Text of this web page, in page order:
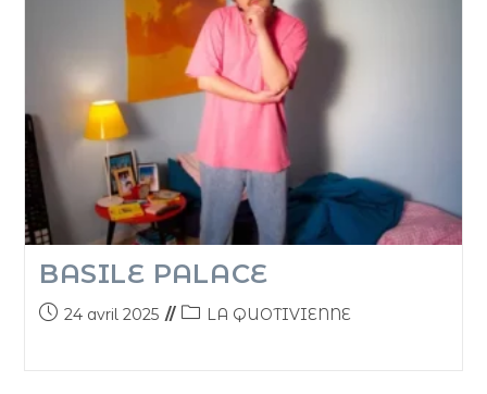
BASILE PALACE
24 avril 2025 LA QUOTIVIENNE